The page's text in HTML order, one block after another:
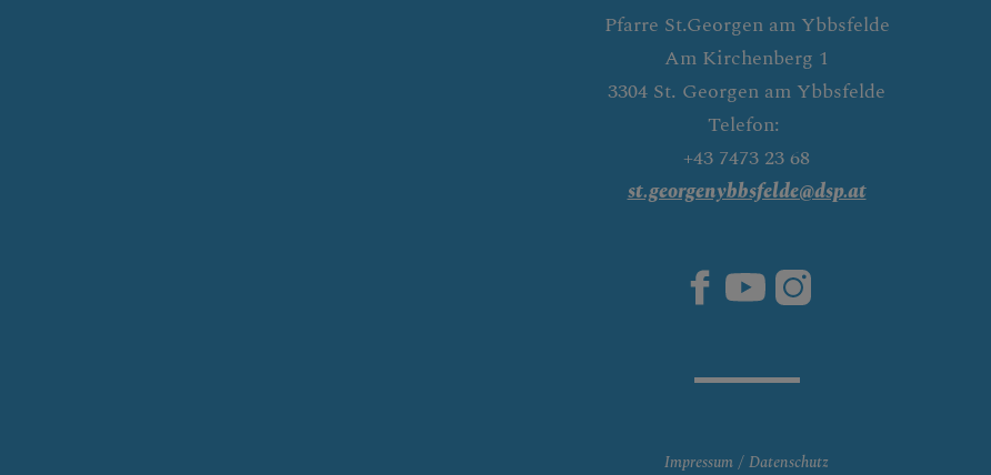
Pfarre St.Georgen am Ybbsfelde
Am Kirchenberg 1
3304 St. Georgen am Ybbsfelde
Telefon:
+43 7473 23 68
st.georgenybbsfelde@dsp.at
Impressum Datenschutz